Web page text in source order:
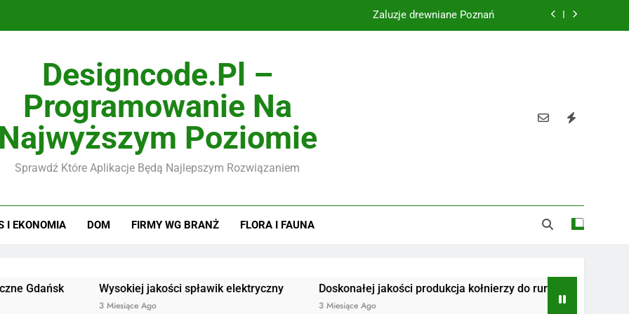
Żaluzje drewniane Poznań
Designcode.pl –
Programowanie Na
Najwyższym Poziomie
Sprawdź Które Aplikacje Będą Najlepszym Rozwiązaniem
I EKONOMIA DOM FIRMY WG BRANŻ FLORA I FAUNA
Wysokiej jakości spławik elektryczny
3 Miesiące Ago
Doskonałej jakości produkcja kołnierzy do rur
3 Miesiące Ago
Radiotelefony
3 Miesiące Ago